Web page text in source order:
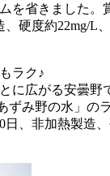
を省きました。
硬度約22mg/L、
ラク♪
に広がる安曇野
ずみ野の水」の
、非加熱製造、